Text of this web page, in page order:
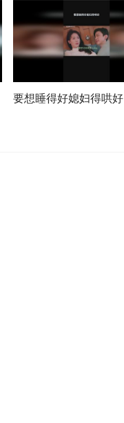
要想睡得好媳妇得哄好